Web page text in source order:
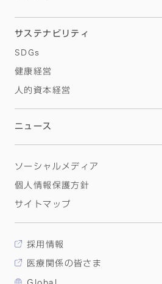
サステナビリティ
SDGs
健康経営
人的資本経営
ニュース
ソーシャルメディア
個人情報保護方針
サイトマップ
採用情報
医療関係の皆さま